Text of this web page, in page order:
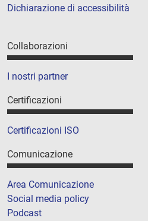
Dichiarazione di accessibilità
Collaborazioni
I nostri partner
Certificazioni
Certificazioni ISO
Comunicazione
Area Comunicazione
Social media policy
Podcast